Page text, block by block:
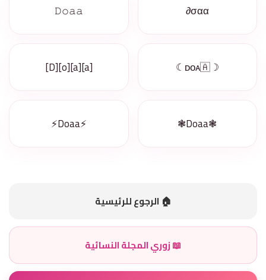
𝙳𝚘𝚊𝚊 ∂σαα
[D][o][a][a] ☾ᴅᴏᴀ🇦☽
⚡Doaa⚡ ❃Doaa❃
🏠 الرجوع للرئيسية
📖 زوري المجلة النسائية